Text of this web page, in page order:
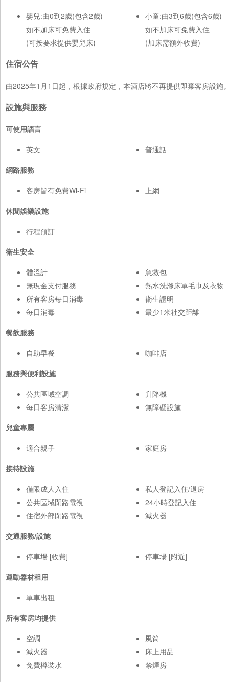
嬰兒:由0到2歲(包含2歲)
如不加床可免費入住
(可按要求提供嬰兒床)
小童:由3到6歲(包含6歲)
如不加床可免費入住
(加床需額外收費)
住宿公告
由2025年1月1日起，根據政府規定，本酒店將不再提供即棄客房設
設施與服務
可使用語言
英文
普通話
網路服務
客房皆有免費Wi-Fi
上網
休閒娛樂設施
行程預訂
衛生安全
體溫計
無現金支付服務
所有客房每日消毒
每日消毒
急救包
熱水洗滌床單毛巾及衣物
衛生證明
最少1米社交距離
餐飲服務
自助早餐
咖啡店
服務與便利設施
公共區域空調
每日客房清潔
升降機
無障礙設施
兒童專屬
適合親子
家庭房
接待設施
僅限成人入住
公共區域閉路電視
住宿外部閉路電視
私人登記入住/退房
24小時登記入住
滅火器
交通服務/設施
停車場 [收費]
停車場 [附近]
運動器材租用
單車出租
所有客房均提供
空調
滅火器
免費樽裝水
風筒
床上用品
禁煙房